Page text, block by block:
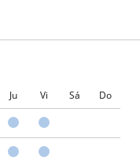
Ju Vi Sá Do